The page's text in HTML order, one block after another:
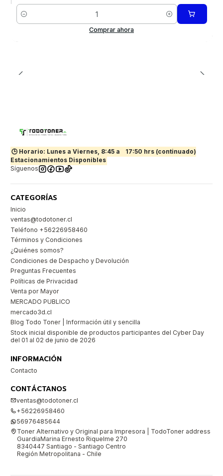
Cantidad
Comprar ahora
🕒 Horario: Lunes a Viernes, 8:45 a
17:50 hrs (continuado)
Estacionamientos Disponibles
Síguenos
CATEGORÍAS
Inicio
ventas@todotoner.cl
Teléfono +56226958460
Términos y Condiciones
¿Quiénes somos?
Condiciones de Despacho y Devolución
Preguntas Frecuentes
Políticas de Privacidad
Venta por Mayor
MERCADO PUBLICO
mercado3d.cl
Blog Todo Toner | Información útil y sencilla
Stock inicial disponible de productos participantes del Cyber Day
del 01 al 02 de junio de 2026
INFORMACIÓN
Contacto
CONTÁCTANOS
ventas@todotoner.cl
+56226958460
56976485644
Toner Alternativo y Original para Impresora | TodoToner address
GuardiaMarina Ernesto Riquelme 270
8340447 Santiago - Santiago Centro
Región Metropolitana - Chile